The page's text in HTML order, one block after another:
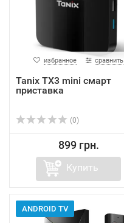
избранное сравнить
Tanix TX3 mini смарт
приставка
(0)
899 грн.
Купить
ANDROID TV